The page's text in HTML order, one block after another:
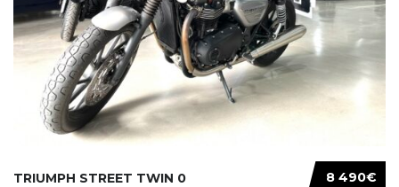
8 490€
TRIUMPH STREET TWIN 0